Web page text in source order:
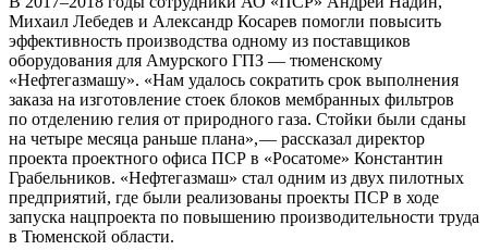
Михаил Лебедев и Александр Косарев помогли повысить
эффективность производства одному из поставщиков
оборудования для Амурского ГПЗ — ​тюменскому
«Нефтегазмашу». «Нам удалось сократить срок выполнения
заказа на изготовление стоек блоков мембранных фильтров
по отделению гелия от природного газа. Стойки были сданы
на четыре месяца раньше плана», — ​рассказал директор
проекта проектного офиса ПСР в «Росатоме» Константин
Грабельников. «Нефтегазмаш» стал одним из двух пилотных
предприятий, где были реализованы проекты ПСР в ходе
запуска нацпроекта по повышению производительности труда
в Тюменской области.